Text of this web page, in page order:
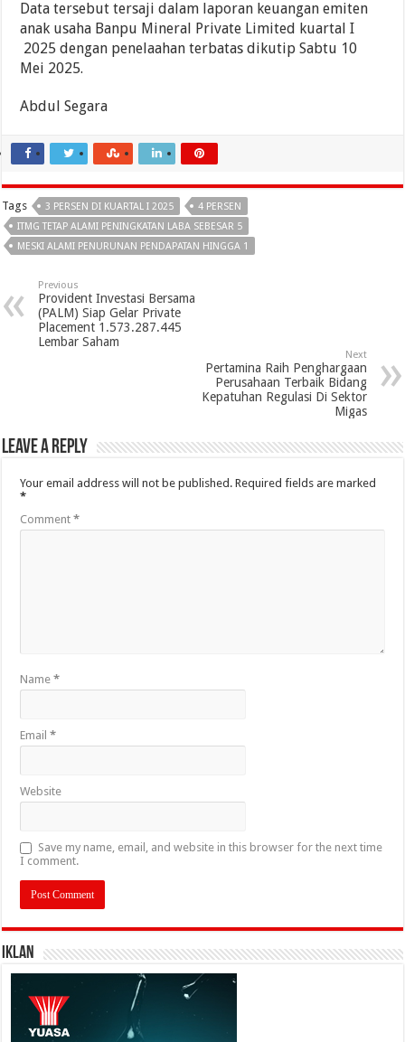
Data tersebut tersaji dalam laporan keuangan emiten
anak usaha Banpu Mineral Private Limited kuartal I
2025 dengan penelaahan terbatas dikutip Sabtu 10
Mei 2025.
Abdul Segara
Tags 3 PERSEN DI KUARTAL I 2025
4 PERSEN
ITMG TETAP ALAMI PENINGKATAN LABA SEBESAR 5
MESKI ALAMI PENURUNAN PENDAPATAN HINGGA 1
Previous
Provident Investasi Bersama
(PALM) Siap Gelar Private
Placement 1.573.287.445
Lembar Saham
Next
Pertamina Raih Penghargaan
Perusahaan Terbaik Bidang
Kepatuhan Regulasi Di Sektor
Migas
Leave a Reply
Your email address will not be published. Required fields are marked
*
Comment*
Name*
Email*
Website
Save my name, email, and website in this browser for the next time
I comment.
IKLAN